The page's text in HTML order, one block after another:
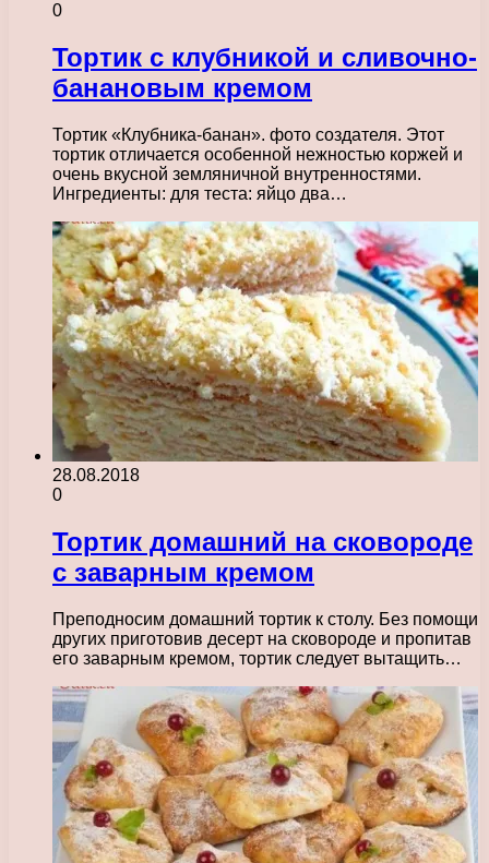
0
Тортик с клубникой и сливочно-
банановым кремом
Тортик «Клубника-банан». фото создателя. Этот
тортик отличается особенной нежностью коржей и
очень вкусной земляничной внутренностями.
Ингредиенты: для теста: яйцо два…
28.08.2018
0
Тортик домашний на сковороде
с заварным кремом
Преподносим домашний тортик к столу. Без помощи
других приготовив десерт на сковороде и пропитав
его заварным кремом, тортик следует вытащить…